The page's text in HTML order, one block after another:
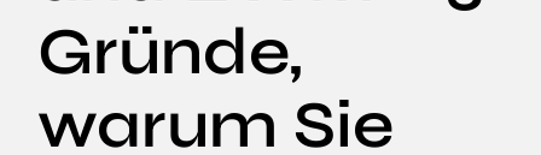
Gründe,
warum Sie